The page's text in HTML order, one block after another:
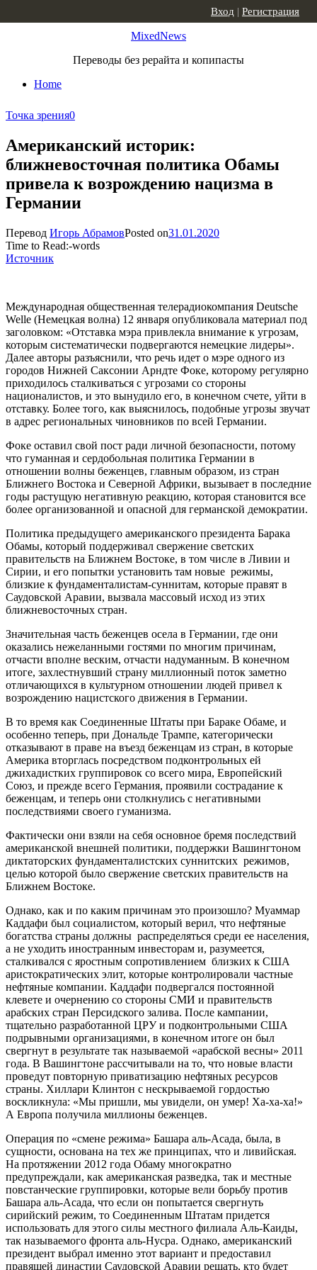
MixedNews
Переводы без рерайта и копипасты
Home
Вход | Регистрация
Точка зрения0
Американский историк:
ближневосточная политика Обамы
привела к возрождению нацизма в
Германии
Перевод Игорь АбрамовPosted on31.01.2020
Time to Read:-words
Источник
Международная общественная телерадиокомпания Deutsche
Welle (Немецкая волна) 12 января опубликовала материал под
заголовком: «Отставка мэра привлекла внимание к угрозам,
которым систематически подвергаются немецкие лидеры».
Далее авторы разъяснили, что речь идет о мэре одного из
городов Нижней Саксонии Арндте Фоке, которому регулярно
приходилось сталкиваться с угрозами со стороны
националистов, и это вынудило его, в конечном счете, уйти в
отставку. Более того, как выяснилось, подобные угрозы звучат
в адрес региональных чиновников по всей Германии.
Фоке оставил свой пост ради личной безопасности, потому
что гуманная и сердобольная политика Германии в
отношении волны беженцев, главным образом, из стран
Ближнего Востока и Северной Африки, вызывает в последние
годы растущую негативную реакцию, которая становится все
более организованной и опасной для германской демократии.
Политика предыдущего американского президента Барака
Обамы, который поддерживал свержение светских
правительств на Ближнем Востоке, в том числе в Ливии и
Сирии, и его попытки установить там новые режимы,
близкие к фундаменталистам-суннитам, которые правят в
Саудовской Аравии, вызвала массовый исход из этих
ближневосточных стран.
Значительная часть беженцев осела в Германии, где они
оказались нежеланными гостями по многим причинам,
отчасти вполне веским, отчасти надуманным. В конечном
итоге, захлестнувший страну миллионный поток заметно
отличающихся в культурном отношении людей привел к
возрождению нацистского движения в Германии.
В то время как Соединенные Штаты при Бараке Обаме, и
особенно теперь, при Дональде Трампе, категорически
отказывают в праве на въезд беженцам из стран, в которые
Америка вторглась посредством подконтрольных ей
джихадистких группировок со всего мира, Европейский
Союз, и прежде всего Германия, проявили сострадание к
беженцам, и теперь они столкнулись с негативными
последствиями своего гуманизма.
Фактически они взяли на себя основное бремя последствий
американской внешней политики, поддержки Вашингтоном
диктаторских фундаменталистских суннитских режимов,
целью которой было свержение светских правительств на
Ближнем Востоке.
Однако, как и по каким причинам это произошло? Муаммар
Каддафи был социалистом, который верил, что нефтяные
богатства страны должны распределяться среди ее населения,
а не уходить иностранным инвесторам и, разумеется,
сталкивался с яростным сопротивлением близких к США
аристократических элит, которые контролировали частные
нефтяные компании. Каддафи подвергался постоянной
клевете и очернению со стороны СМИ и правительств
арабских стран Персидского залива. После кампании,
тщательно разработанной ЦРУ и подконтрольными США
подрывными организациями, в конечном итоге он был
свергнут в результате так называемой «арабской весны» 2011
года. В Вашингтоне рассчитывали на то, что новые власти
проведут повторную приватизацию нефтяных ресурсов
страны. Хиллари Клинтон с нескрываемой гордостью
воскликнула: «Мы пришли, мы увидели, он умер! Ха-ха-ха!»
А Европа получила миллионы беженцев.
Операция по «смене режима» Башара аль-Асада, была, в
сущности, основана на тех же принципах, что и ливийская.
На протяжении 2012 года Обаму многократно
предупреждали, как американская разведка, так и местные
повстанческие группировки, которые вели борьбу против
Башара аль-Асада, что если он попытается свергнуть
сирийский режим, то Соединенным Штатам придется
использовать для этого силы местного филиала Аль-Каиды,
так называемого фронта аль-Нусра. Однако, американский
президент выбрал именно этот вариант и предоставил
правящей династии Саудовской Аравии решать, кто будет